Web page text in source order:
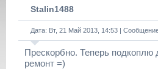
Stalin1488
Дата: Вт, 21 Май 2013, 14:53 |
Прескорбно. Теперь подкоплю
ремонт =)